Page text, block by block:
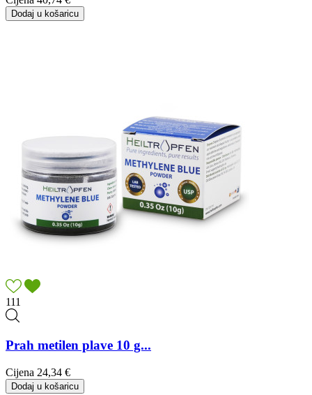
Dodaj u košaricu
111
Prah metilen plave 10 g...
Cijena 24,34 €
Dodaj u košaricu